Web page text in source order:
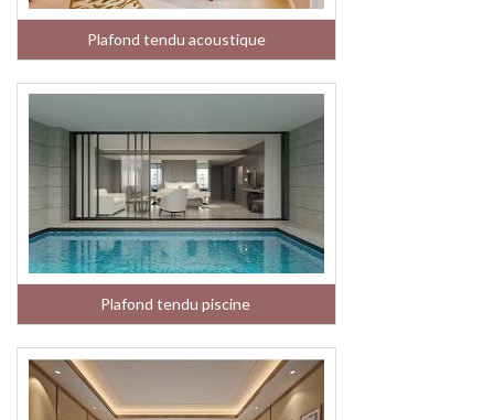
Plafond tendu acoustique
Plafond tendu piscine